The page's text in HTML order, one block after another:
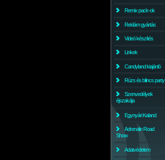
Remix pack-ok
Reklám gyártás
Videó készítés
Linkek
Candyland kiajánló
Rúzs és bilincs party
Szenvedélyek
éjszakája
Egynyári Kaland
Adrenalin Road
Show
Adatvédelem